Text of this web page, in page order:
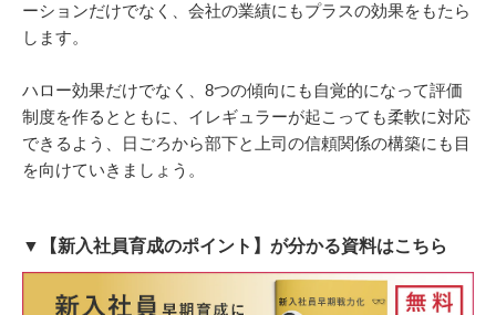
ーションだけでなく、会社の業績にもプラスの効果をもたら
します。
ハロー効果だけでなく、8つの傾向にも自覚的になって評価
制度を作るとともに、イレギュラーが起こっても柔軟に対応
できるよう、日ごろから部下と上司の信頼関係の構築にも目
を向けていきましょう。
▼【新入社員育成のポイント】が分かる資料はこちら